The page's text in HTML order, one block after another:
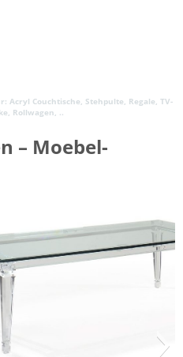
Acryl Couchtische, Stehpulte, Regale, TV-
Rollwagen, ..
– Moebel-